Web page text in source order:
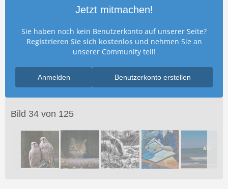
Jetzt mitmachen!
Sie haben noch kein Benutzerkonto auf unserer Seite?
Registrieren Sie sich kostenlosund nehmen Sie an
unserer Community teil!
Benutzerkonto erstellen
Anmelden
Bild 34 von 125